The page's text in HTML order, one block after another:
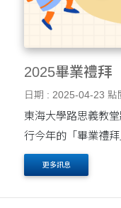
2025畢業禮拜
日期 : 2025-04-23 點
東海大學路思義教
行今年的「畢業禮
報名參加，並歡迎
的時刻，感謝上帝一
更多訊息